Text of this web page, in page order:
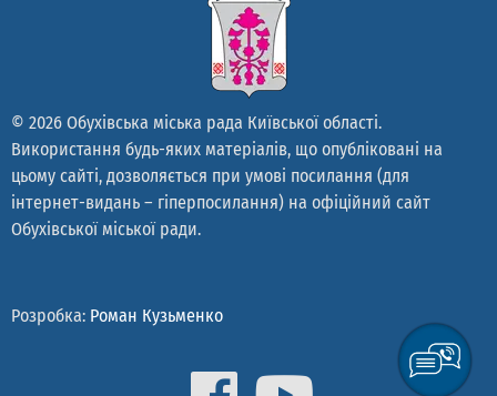
© 2026 Обухівська міська рада Київської області.
Використання будь-яких матеріалів, що опубліковані на
цьому сайті, дозволяється при умові посилання (для
інтернет-видань – гіперпосилання) на офіційний сайт
Обухівської міської ради.
Розробка: Роман Кузьменко